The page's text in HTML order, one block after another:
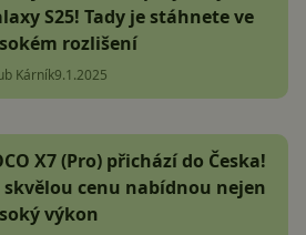
S25! Tady je stáhnete ve
rozlišení
Kárník9.1.2025
X7 (Pro) přichází do Česka!
skvělou cenu nabídnou nejen
výkon